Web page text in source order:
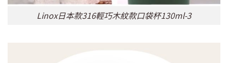
Linox日本款316輕巧木紋款口袋杯130ml-3